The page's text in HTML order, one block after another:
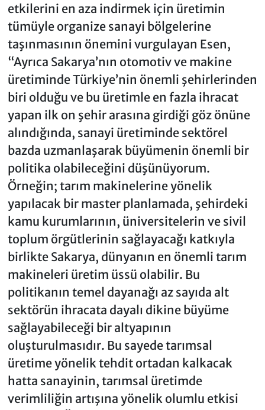
etkilerini en aza indirmek için üretimin
tümüyle organize sanayi bölgelerine
taşınmasının önemini vurgulayan Esen,
“Ayrıca Sakarya’nın otomotiv ve makine
üretiminde Türkiye’nin önemli şehirlerinden
biri olduğu ve bu üretimle en fazla ihracat
yapan ilk on şehir arasına girdiği göz önüne
alındığında, sanayi üretiminde sektörel
bazda uzmanlaşarak büyümenin önemli bir
politika olabileceğini düşünüyorum.
Örneğin; tarım makinelerine yönelik
yapılacak bir master planlamada, şehirdeki
kamu kurumlarının, üniversitelerin ve sivil
toplum örgütlerinin sağlayacağı katkıyla
birlikte Sakarya, dünyanın en önemli tarım
makineleri üretim üssü olabilir. Bu
politikanın temel dayanağı az sayıda alt
sektörün ihracata dayalı dikine büyüme
sağlayabileceği bir altyapının
oluşturulmasıdır. Bu sayede tarımsal
üretime yönelik tehdit ortadan kalkacak
hatta sanayinin, tarımsal üretimde
verimliliğin artışına yönelik olumlu etkisi